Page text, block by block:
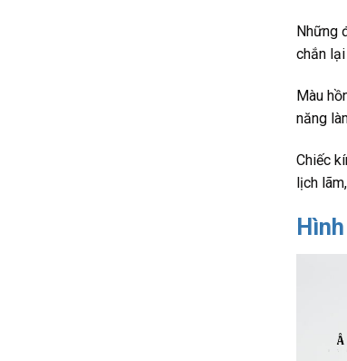
Những
chắn
Màu
năng
Chiếc
lịch